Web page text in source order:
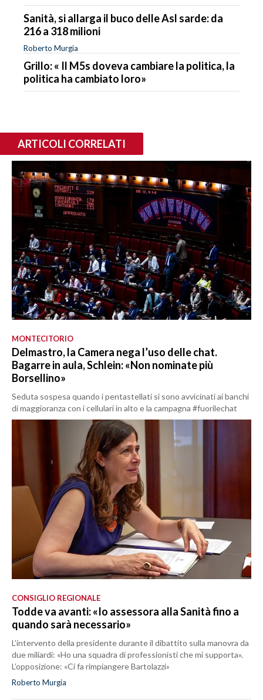
Sanità, si allarga il buco delle Asl sarde: da
216 a 318 milioni
Roberto Murgia
Grillo: « Il M5s doveva cambiare la politica, la
politica ha cambiato loro»
ARTICOLI CORRELATI
MONTECITORIO
Delmastro, la Camera nega l’uso delle chat.
Bagarre in aula, Schlein: «Non nominate più
Borsellino»
Seduta sospesa quando i pentastellati si sono avvicinati ai banchi
di maggioranza con i cellulari in alto e la campagna #fuorilechat
CONSIGLIO REGIONALE
Todde va avanti: «Io assessora alla Sanità fino a
quando sarà necessario»
L’intervento della presidente durante il dibattito sulla manovra da
due miliardi: «Ho una squadra di professionisti che mi supporta».
L’opposizione: «Ci fa rimpiangere Bartolazzi»
Roberto Murgia